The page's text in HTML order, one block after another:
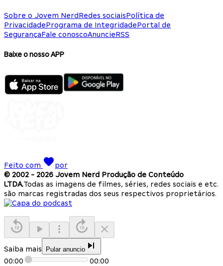
Sobre o Jovem NerdRedes sociaisPolítica de
PrivacidadePrograma de IntegridadePortal de
SegurançaFale conoscoAnuncieRSS
Baixe o nosso APP
Feito com
por
© 2002 - 2026 Jovem Nerd Produção de Conteúdo
LTDA.Todas as imagens de filmes, séries, redes sociais e etc.
são marcas registradas dos seus respectivos proprietários.
Saiba mais Pular anuncio
00:00 00:00